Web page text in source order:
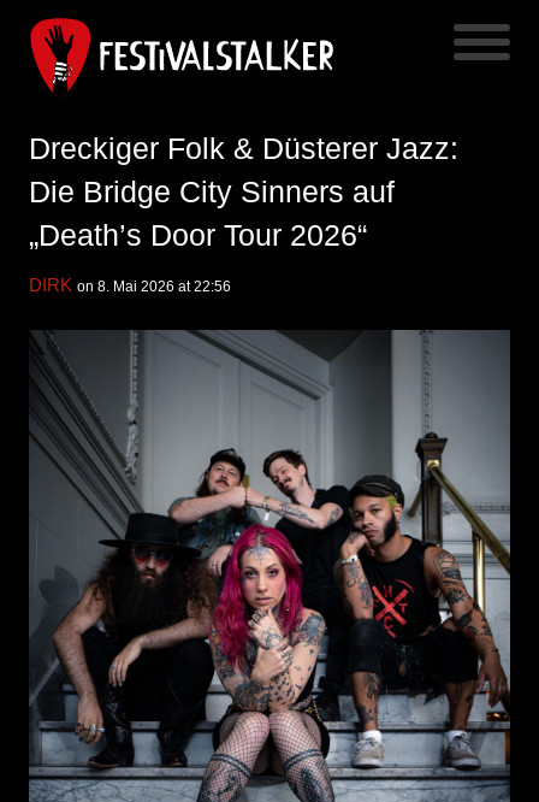
Dreckiger Folk & Düsterer Jazz:
Die Bridge City Sinners auf
„Death’s Door Tour 2026“
DIRK on 8. Mai 2026 at 22:56